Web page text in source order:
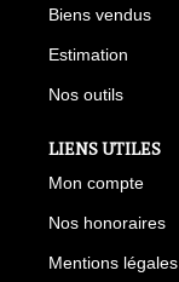
Biens vendus
Estimation
Nos outils
LIENS UTILES
Mon compte
Nos honoraires
Mentions légales